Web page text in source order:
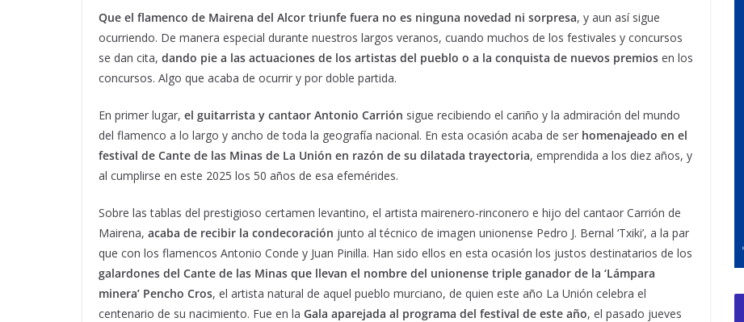
Que el flamenco de Mairena del Alcor triunfe fuera no es ninguna novedad ni sorpresa, y aun así sigue
ocurriendo. De manera especial durante nuestros largos veranos, cuando muchos de los festivales y concursos
se dan cita, dando pie a las actuaciones de los artistas del pueblo o a la conquista de nuevos premios en los
concursos. Algo que acaba de ocurrir y por doble partida.
En primer lugar, el guitarrista y cantaor Antonio Carrión sigue recibiendo el cariño y la admiración del mundo
del flamenco a lo largo y ancho de toda la geografía nacional. En esta ocasión acaba de ser homenajeado en el
festival de Cante de las Minas de La Unión en razón de su dilatada trayectoria, emprendida a los diez años, y
al cumplirse en este 2025 los 50 años de esa efemérides.
Sobre las tablas del prestigioso certamen levantino, el artista mairenero-rinconero e hijo del cantaor Carrión de
Mairena, acaba de recibir la condecoración junto al técnico de imagen unionense Pedro J. Bernal ‘Txiki’, a la par
que con los flamencos Antonio Conde y Juan Pinilla. Han sido ellos en esta ocasión los justos destinatarios de los
galardones del Cante de las Minas que llevan el nombre del unionense triple ganador de la ‘Lámpara
minera’ Pencho Cros, el artista natural de aquel pueblo murciano, de quien este año La Unión celebra el
centenario de su nacimiento. Fue en la Gala aparejada al programa del festival de este año, el pasado jueves